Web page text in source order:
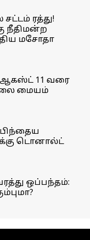
சட்டம் ரத்து!
நீதிமன்ற
மசோதா
ஆகஸ்ட் 11 வரை
மையம்
டொனால்ட்
ஒப்பந்தம்: